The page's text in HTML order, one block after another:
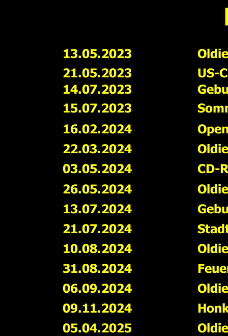
15.07.2023
14.07.2023
16.02.2024
22.03.2024
03.05.2024
CD-
26.05.2024
13.07.2024
21.07.2024
10.08.2024
31.08.2024
06.09.2024
09.11.2024
05.04.2025
13.05.2023
21.05.2023
US-